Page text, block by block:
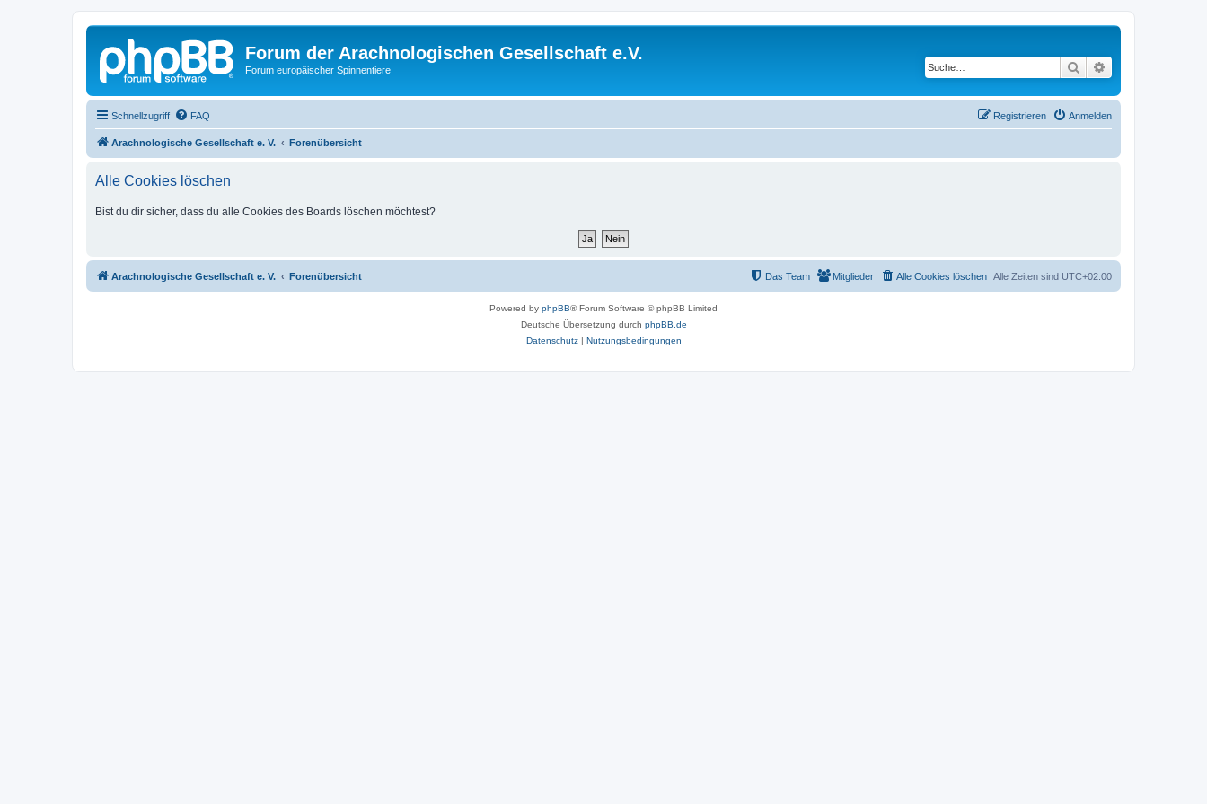
Forum der Arachnologischen Gesellschaft e.V.
Forum europäischer Spinnentiere Suche
Schnellzugriff FAQ Anmelden
Registrieren
Arachnologische Gesellschaft e. V. Forenübersicht
Alle Cookies löschen
Bist du dir sicher, dass du alle Cookies des Boards löschen möchtest?
Arachnologische Gesellschaft e. V. Forenübersicht Alle Zeiten sind UTC+02:00
Alle Cookies löschen
Mitglieder
Das Team
Powered by phpBB® Forum Software © phpBB Limited
Deutsche Übersetzung durch phpBB.de
Datenschutz| Nutzungsbedingungen